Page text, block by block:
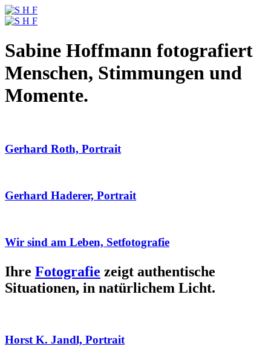
Sabine Hoffmann fotografiert
Menschen, Stimmungen und
Momente.
Gerhard Roth, Portrait
Gerhard Haderer, Portrait
Wir sind am Leben, Setfotografie
Ihre Fotografie zeigt authentische
Situationen, in natürlichem Licht.
Horst K. Jandl, Portrait